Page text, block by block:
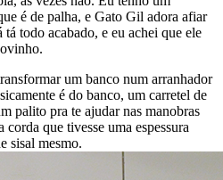
é de palha, e Gato Gil adora afiar
todo acabado, e eu achei que ele
um banco num arranhador
é do banco, um carretel de
palito pra te ajudar nas manobras
que tivesse uma espessura
sisal mesmo.